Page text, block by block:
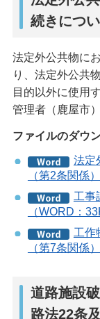
続きにつ
法定外公共物に
り、法定外公共
目的以外に使用
管理者（鹿屋市
ファイルのダウ
法定
（第2条関係
工事
（WORD：
工作
（第7条関係
道路施設
路法22条